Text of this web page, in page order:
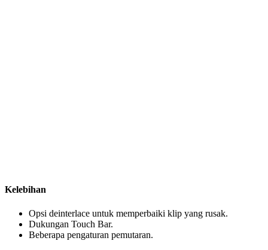
Kelebihan
Opsi deinterlace untuk memperbaiki klip yang rusak.
Dukungan Touch Bar.
Beberapa pengaturan pemutaran.